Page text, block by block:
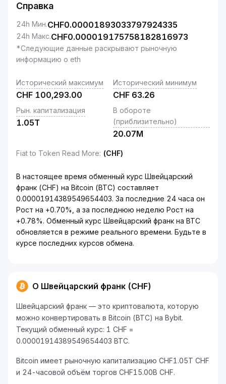
Справка
24h Мин.CHF0.00001893033797924335
24h Макс.CHF0.000019175758182816973
*Следующие данные раскрывают рыночную
информацию о eth
Исторический максимум
CHF 100,293.00
Исторический минимум
CHF 63.26
Рын. капитализация
1.05T
В обороте
(приблизительно)
20.07M
Fiat to Token Read More: (CHF)
В настоящее время обменный курс Швейцарский
франк (CHF) на Bitcoin (BTC) составляет
0.00001914389549654403. За последние 24 часа он
Рост на +0.70%, а за последнюю неделю Рост на
+0.78%. Обменный курс Швейцарский франк на BTC
обновляется в режиме реального времени. Будьте в
курсе последних курсов обмена.
О Швейцарский франк (CHF)
Швейцарский франк — это криптовалюта, которую
можно конвертировать в Bitcoin (BTC) на Bybit.
Текущий обменный курс: 1 CHF =
0.00001914389549654403 BTC.
Bitcoin имеет рыночную капитализацию CHF1.05T CHF
и 24-часовой объём торгов CHF15.00B CHF.